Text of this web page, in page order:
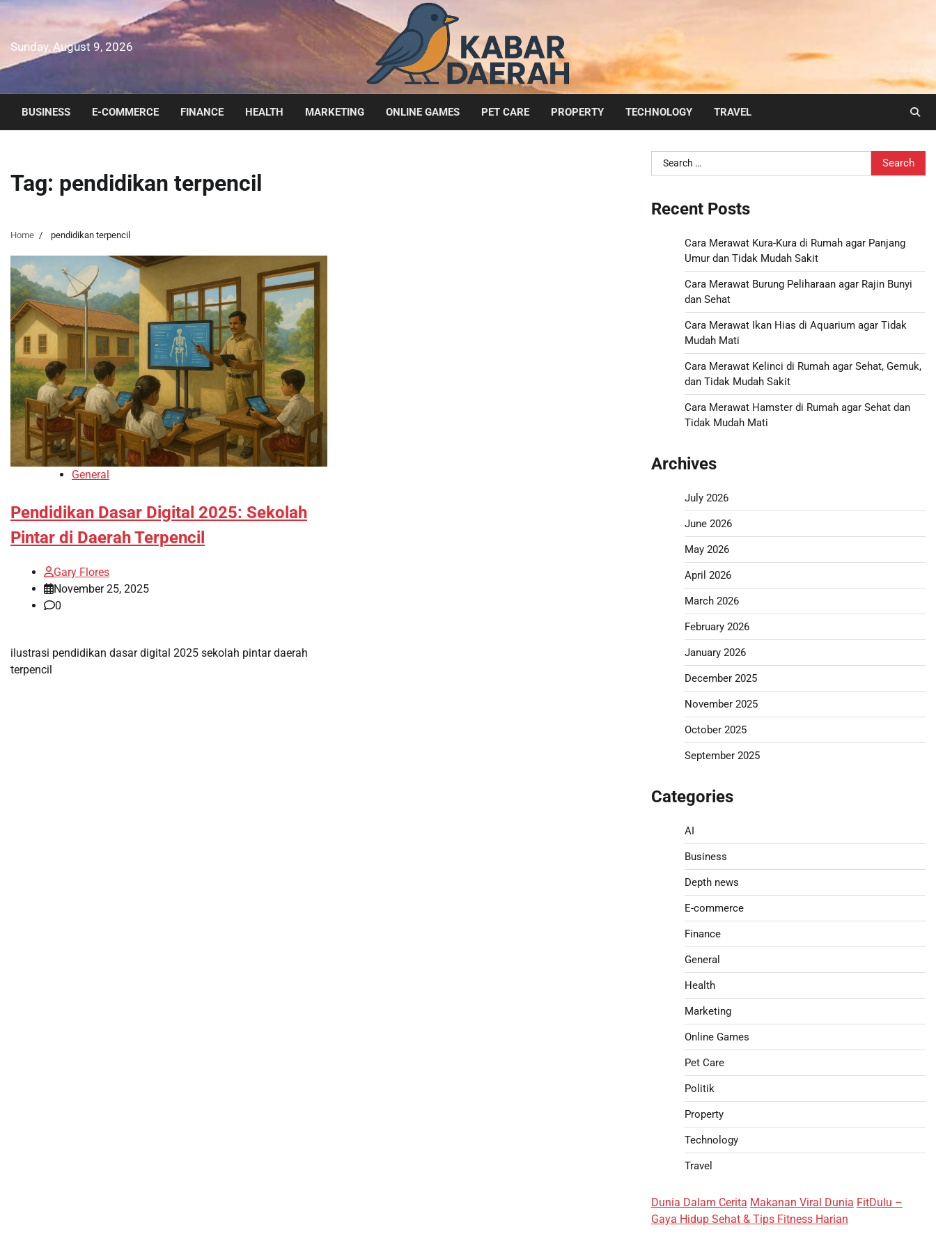
Skip
content
Sunday, August 9, 2026
BUSINESS E-COMMERCE FINANCE HEALTH MARKETING ONLINE GAMES PET CARE PROPERTY TECHNOLOGY TRAVEL
Tag: pendidikan terpencil
Home pendidikan terpencil
General
Pendidikan Dasar Digital 2025: Sekolah
Pintar di Daerah Terpencil
Gary Flores
November 25, 2025
0
ilustrasi pendidikan dasar digital 2025 sekolah pintar daerah
terpencil
Search
for:
Recent Posts
Cara Merawat Kura-Kura di Rumah agar Panjang
Umur dan Tidak Mudah Sakit
Cara Merawat Burung Peliharaan agar Rajin Bunyi
dan Sehat
Cara Merawat Ikan Hias di Aquarium agar Tidak
Mudah Mati
Cara Merawat Kelinci di Rumah agar Sehat, Gemuk,
dan Tidak Mudah Sakit
Cara Merawat Hamster di Rumah agar Sehat dan
Tidak Mudah Mati
Archives
July 2026
June 2026
May 2026
April 2026
March 2026
February 2026
January 2026
December 2025
November 2025
October 2025
September 2025
Categories
AI
Business
Depth news
E-commerce
Finance
General
Health
Marketing
Online Games
Pet Care
Politik
Property
Technology
Travel
Dunia Dalam Cerita Makanan Viral Dunia FitDulu –
Gaya Hidup Sehat & Tips Fitness Harian